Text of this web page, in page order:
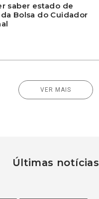
saber estado de
Bolsa do Cuidador
VER MAIS
Últimas notícias